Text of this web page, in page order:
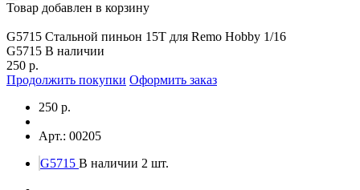
Товар добавлен в корзину
G5715 Стальной пиньон 15T для Remo Hobby 1/16
G5715 В наличии
250 р.
Продолжить покупки Оформить заказ
250 р.
Арт.: 00205
G5715 В наличии 2 шт.